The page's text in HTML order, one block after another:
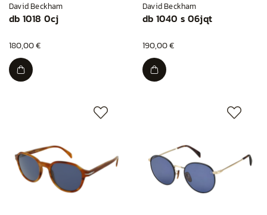
David Beckham
db 1018 0cj
180,00 €
David Beckham
db 1040 s 06jqt
190,00 €